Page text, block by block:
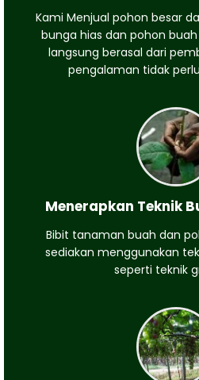
Kami Menjual pohon besar
bunga hias dan pohon
langsung berasal dari
pengalaman tidak
Menerapkan Teknik
Bibit tanaman buah dan
sediakan menggunakan
seperti teknik